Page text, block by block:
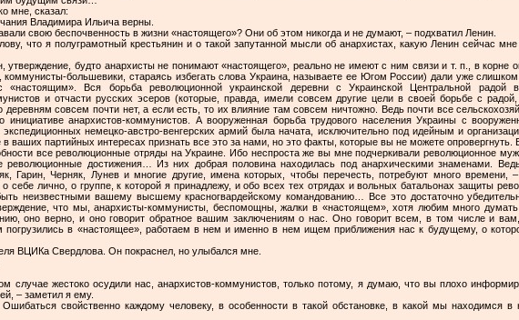
мне, сказал:
Владимира Ильича верны.
свою беспочвенность в жизни «настоящего»? Они об этом никогда и не думают, – подхватил Ленин.
что я полуграмотный крестьянин и о такой запутанной мысли об анархистах, какую Ленин сейчас
утверждение, будто анархисты не понимают «настоящего», реально не имеют с ним связи и т. п., в корне
большевики, стараясь избегать слова Украина, называете ее Югом России) дали уже слишком
Вся борьба революционной украинской деревни с Украинской Центральной радой
и отчасти русских эсеров (которые, правда, имели совсем другие цели в своей борьбе с
совсем почти нет, а если есть, то их влияние там совсем ничтожно. Ведь почти все
анархистов-коммунистов. А вооруженная борьба трудового населения Украины с
немецко-австро-венгерских армий была начата, исключительно под идейным и
ваших партийных интересах признать все это за нами, но это факты, которые вы не можете
все революционные отряды на Украине. Ибо неспроста же вы мне подчеркивали революционное
достижения… Из них добрая половина находилась под анархическими знаменами.
Гарин, Черняк, Лунев и многие другие, имена которых, чтобы перечесть, потребуют много времени,
себе лично, о группе, к которой я принадлежу, и обо всех тех отрядах и вольных батальонах защиты
неизвестными вашему высшему красногвардейскому командованию… Все это достаточно
что мы, анархисты-коммунисты, беспомощны, жалки в «настоящем», хотя любим много
оно верно, и оно говорит обратное вашим заключениям о нас. Оно говорит всем, в том числе и
в «настоящее», работаем в нем и именно в нем ищем приближения нас к будущему, о
ВЦИКа Свердлова. Он покраснел, но улыбался мне.
случае жестоко осудили нас, анархистов-коммунистов, только потому, я думаю, что вы плохо
– заметил я ему.
свойственно каждому человеку, в особенности в такой обстановке, в какой мы находимся в